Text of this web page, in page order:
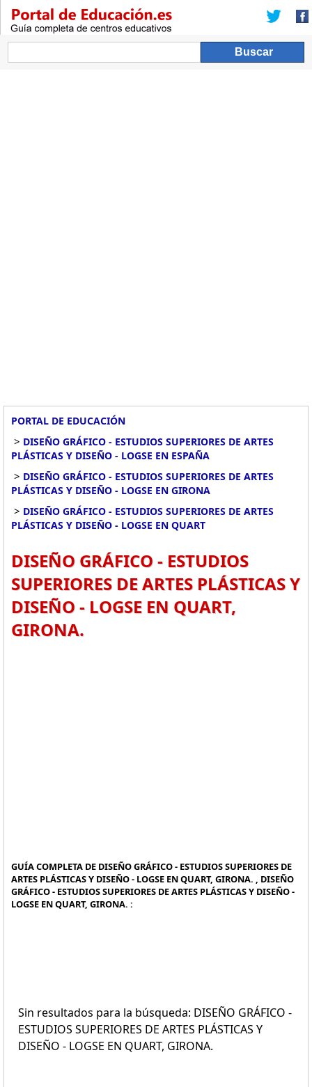
PORTAL DE EDUCACIÓN
> DISEÑO GRÁFICO - ESTUDIOS SUPERIORES DE ARTES
PLÁSTICAS Y DISEÑO - LOGSE EN ESPAÑA
> DISEÑO GRÁFICO - ESTUDIOS SUPERIORES DE ARTES
PLÁSTICAS Y DISEÑO - LOGSE EN GIRONA
> DISEÑO GRÁFICO - ESTUDIOS SUPERIORES DE ARTES
PLÁSTICAS Y DISEÑO - LOGSE EN QUART
DISEÑO GRÁFICO - ESTUDIOS
SUPERIORES DE ARTES PLÁSTICAS Y
DISEÑO - LOGSE EN QUART,
GIRONA.
GUÍA COMPLETA DE DISEÑO GRÁFICO - ESTUDIOS SUPERIORES DE
ARTES PLÁSTICAS Y DISEÑO - LOGSE EN QUART, GIRONA. , DISEÑO
GRÁFICO - ESTUDIOS SUPERIORES DE ARTES PLÁSTICAS Y DISEÑO -
LOGSE EN QUART, GIRONA. :
Sin resultados para la búsqueda: DISEÑO GRÁFICO -
ESTUDIOS SUPERIORES DE ARTES PLÁSTICAS Y
DISEÑO - LOGSE EN QUART, GIRONA.